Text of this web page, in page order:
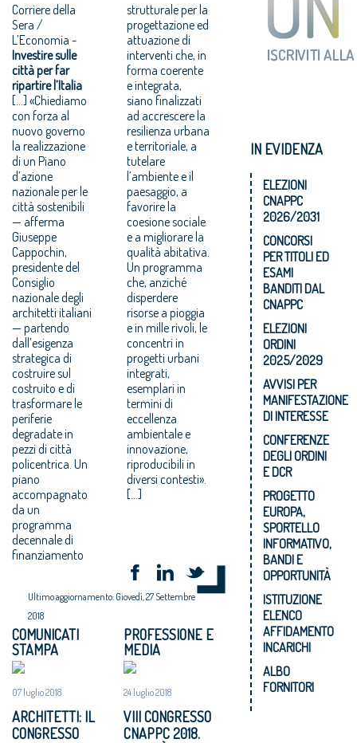
Corriere della
Sera /
L’Economia -
Investire sulle
città per far
ripartire l’Italia
[…] «Chiediamo
con forza al
nuovo governo
la realizzazione
di un Piano
d’azione
nazionale per le
città sostenibili
— afferma
Giuseppe
Cappochin,
presidente del
Consiglio
nazionale degli
architetti italiani
— partendo
dall’esigenza
strategica di
costruire sul
costruito e di
trasformare le
periferie
degradate in
pezzi di città
policentrica. Un
piano
accompagnato
da un
programma
decennale di
finanziamento
strutturale per la
progettazione ed
attuazione di
interventi che, in
forma coerente
e integrata,
siano finalizzati
ad accrescere la
resilienza urbana
e territoriale, a
tutelare
l’ambiente e il
paesaggio, a
favorire la
coesione sociale
e a migliorare la
qualità abitativa.
Un programma
che, anziché
disperdere
risorse a pioggia
e in mille rivoli, le
concentri in
progetti urbani
integrati,
esemplari in
termini di
eccellenza
ambientale e
innovazione,
riproducibili in
diversi contesti».
[…]
Ultimo aggiornamento: Giovedì, 27 Settembre
2018
COMUNICATI
STAMPA
07 luglio 2018
ARCHITETTI: IL
CONGRESSO
PROFESSIONE E
MEDIA
24 luglio 2018
VIII CONGRESSO
CNAPPC 2018.
IN EVIDENZA
ELEZIONI
CNAPPC
2026/2031
CONCORSI
PER TITOLI ED
ESAMI
BANDITI DAL
CNAPPC
ELEZIONI
ORDINI
2025/2029
AVVISI PER
MANIFESTAZIONE
DI INTERESSE
CONFERENZE
DEGLI ORDINI
E DCR
PROGETTO
EUROPA,
SPORTELLO
INFORMATIVO,
BANDI E
OPPORTUNITÀ
ISTITUZIONE
ELENCO
AFFIDAMENTO
INCARICHI
ALBO
FORNITORI